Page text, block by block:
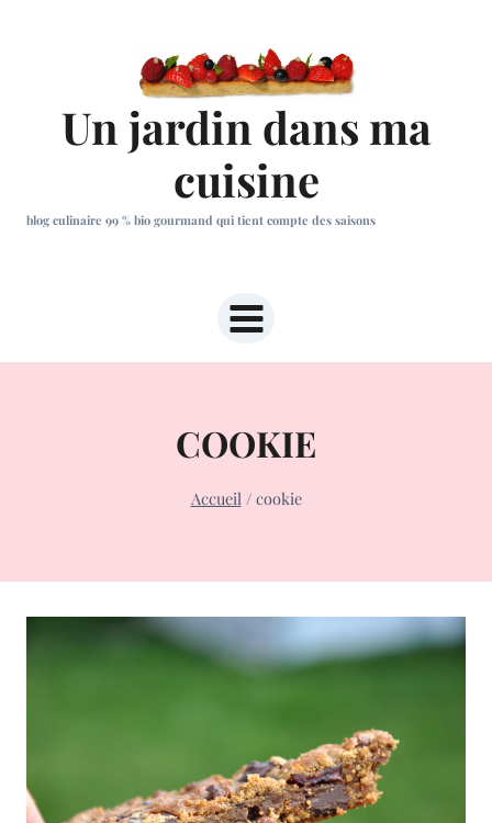
Un jardin dans ma
cuisine
blog culinaire 99 % bio gourmand qui tient compte des saisons
COOKIE
Accueil / cookie